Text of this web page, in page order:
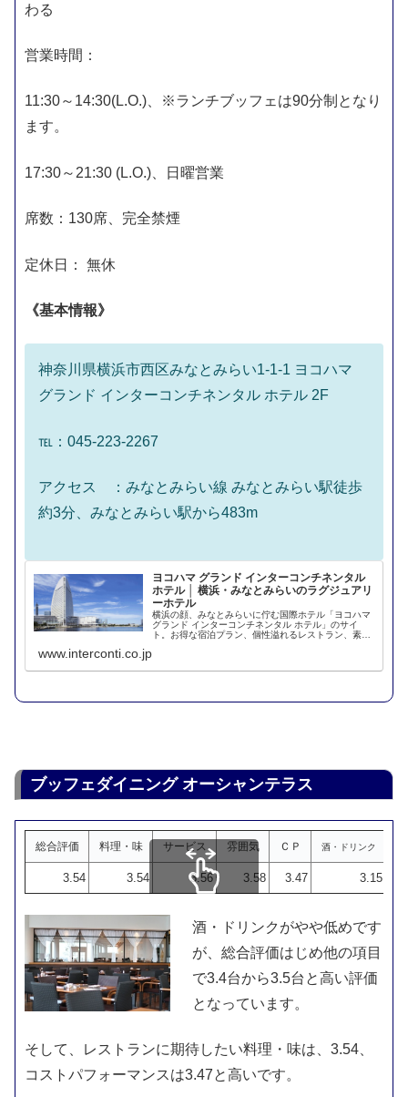
わる
営業時間：
11:30～14:30(L.O.)、※ランチブッフェは90分制となり
ます。
17:30～21:30 (L.O.)、日曜営業
席数：130席、完全禁煙
定休日： 無休
《基本情報》
神奈川県横浜市西区みなとみらい1-1-1 ヨコハマ
グランド インターコンチネンタル ホテル 2F
℡：045-223-2267
アクセス ：みなとみらい線 みなとみらい駅徒歩
約3分、みなとみらい駅から483m
ヨコハマ グランド インターコンチネンタル
ホテル │ 横浜・みなとみらいのラグジュアリ
ーホテル
横浜の顔、みなとみらいに佇む国際ホテル「ヨコハマ
グランド インターコンチネンタル ホテル」のサイ
ト。お得な宿泊プラン、個性溢れるレストラン、素敵
www.interconti.co.jp
ブッフェダイニング オーシャンテラス
総合評価 料理・味 サービス 雰囲気 ＣＰ 酒・ドリンク
3.54 3.54 3.56 3.58 3.47 3.15
酒・ドリンクがやや低めです
が、総合評価はじめ他の項目
で3.4台から3.5台と高い評価
となっています。
そして、レストランに期待したい料理・味は、3.54、
コストパフォーマンスは3.47と高いです。